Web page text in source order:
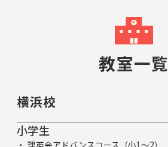
教室一覧
横浜校
小学生